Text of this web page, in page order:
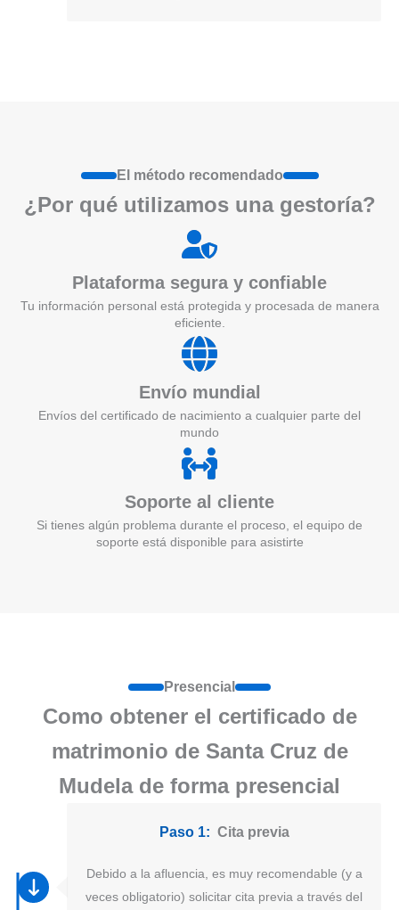
El método recomendado
¿Por qué utilizamos una gestoría?
Plataforma segura y confiable
Tu información personal está protegida y procesada de manera
eficiente.
Envío mundial
Envíos del certificado de nacimiento a cualquier parte del
mundo
Soporte al cliente
Si tienes algún problema durante el proceso, el equipo de
soporte está disponible para asistirte
Presencial
Como obtener el certificado de
matrimonio de Santa Cruz de
Mudela de forma presencial
Paso 1: Cita previa
Debido a la afluencia, es muy recomendable (y a
veces obligatorio) solicitar cita previa a través del